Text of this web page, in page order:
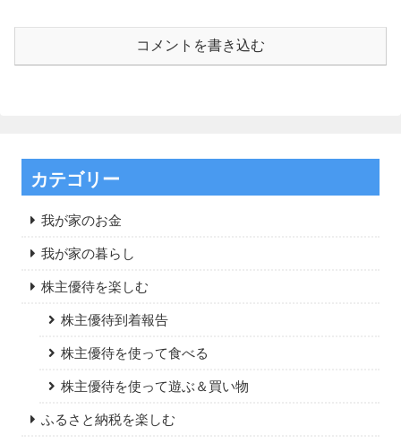
コメントを書き込む
カテゴリー
我が家のお金
我が家の暮らし
株主優待を楽しむ
株主優待到着報告
株主優待を使って食べる
株主優待を使って遊ぶ＆買い物
ふるさと納税を楽しむ